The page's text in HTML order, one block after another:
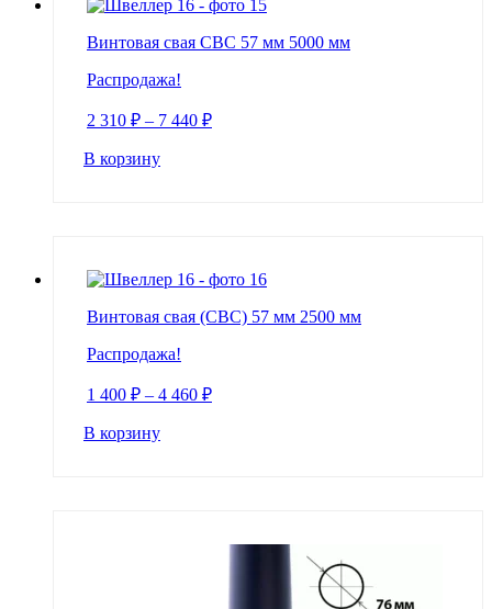
Винтовая свая СВС 57 мм 5000 мм
Распродажа!
2 310 ₽ – 7 440 ₽
В корзину
Винтовая свая (СВС) 57 мм 2500 мм
Распродажа!
1 400 ₽ – 4 460 ₽
В корзину